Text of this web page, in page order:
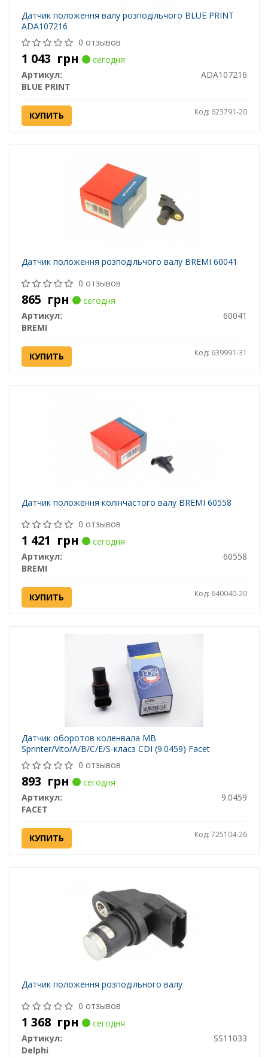
Датчик положення валу розподільчого BLUE PRINT
ADA107216
0 отзывов
1 043 грн
сегодня
Артикул:
ADA107216
BLUE PRINT
КУПИТЬ Код: 623791-20
Датчик положення розподільчого валу BREMI 60041
0 отзывов
865 грн
сегодня
Артикул:
60041
BREMI
КУПИТЬ Код: 639991-31
Датчик положення колінчастого валу BREMI 60558
0 отзывов
1 421 грн
сегодня
Артикул:
60558
BREMI
КУПИТЬ Код: 640040-20
Датчик оборотов коленвала MB
Sprinter/Vito/A/B/C/E/S-класз CDI (9.0459) Facet
0 отзывов
893 грн
сегодня
Артикул:
9.0459
FACET
КУПИТЬ Код: 725104-26
Датчик положення розподільного валу
0 отзывов
1 368 грн
сегодня
Артикул:
SS11033
Delphi